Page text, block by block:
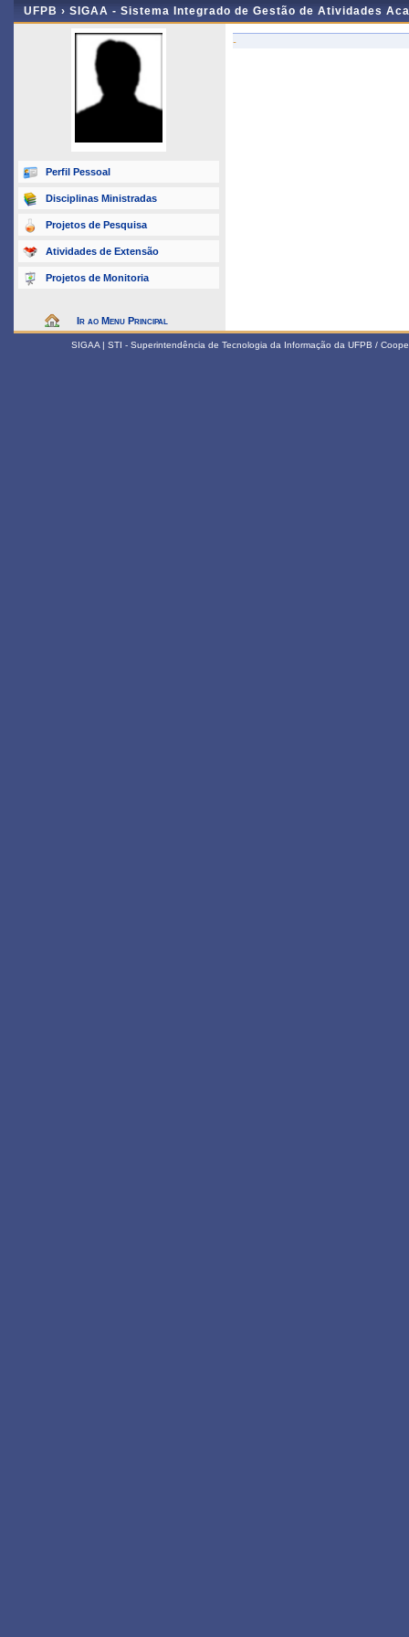
UFPB › SIGAA - Sistema Integrado de Gestão de Atividades
Perfil Pessoal
Disciplinas Ministradas
Projetos de Pesquisa
Atividades de Extensão
Projetos de Monitoria
Ir ao Menu Principal
-
SIGAA | STI - Superintendência de Tecnologia da Informação da UFPB /